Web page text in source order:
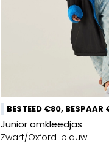
BESTEED €80, BESPAAR
Junior omkleedjas
Zwart/Oxford-blauw